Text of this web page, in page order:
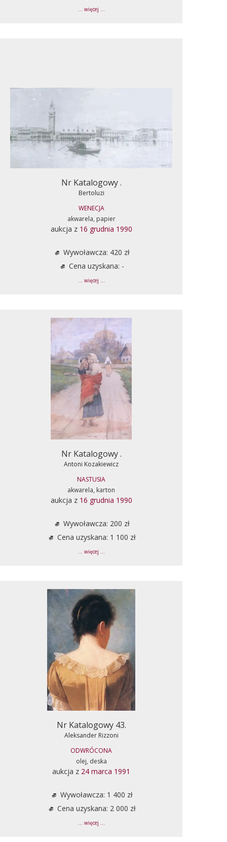
... więcej ...
Nr Katalogowy .
Bertoluzi
WENECJA
akwarela, papier
aukcja z 16 grudnia 1990
Wywoławcza: 420 zł
Cena uzyskana: -
... więcej ...
Nr Katalogowy .
Antoni Kozakiewicz
NASTUSIA
akwarela, karton
aukcja z 16 grudnia 1990
Wywoławcza: 200 zł
Cena uzyskana: 1 100 zł
... więcej ...
Nr Katalogowy 43.
Aleksander Rizzoni
ODWRÓCONA
olej, deska
aukcja z 24 marca 1991
Wywoławcza: 1 400 zł
Cena uzyskana: 2 000 zł
... więcej ...